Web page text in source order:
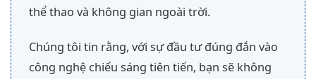
thể thao và không gian ngoài trời.
Chúng tôi tin rằng, với sự đầu tư đúng đắn vào
công nghệ chiếu sáng tiên tiến, bạn sẽ không